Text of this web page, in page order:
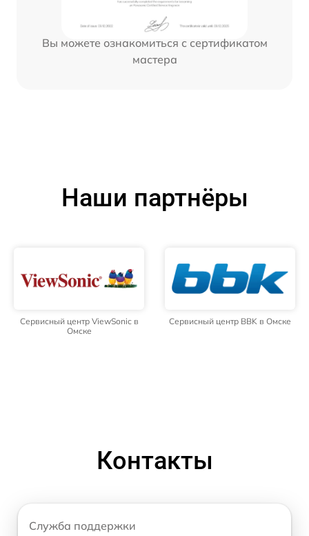
Вы можете ознакомиться с сертификатом
мастера
Наши партнёры
Сервисный центр ViewSonic в
Омске
Сервисный центр BBK в Омске
Контакты
Служба поддержки